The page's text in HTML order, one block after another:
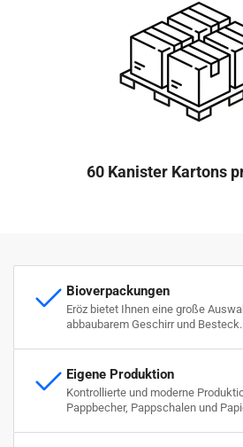
60 Kanister Kartons
Bioverpackungen
Eröz bietet Ihnen eine große
abbaubarem Geschirr und Besteck.
Eigene Produktion
Kontrollierte und moderne
Pappbecher, Pappschalen und